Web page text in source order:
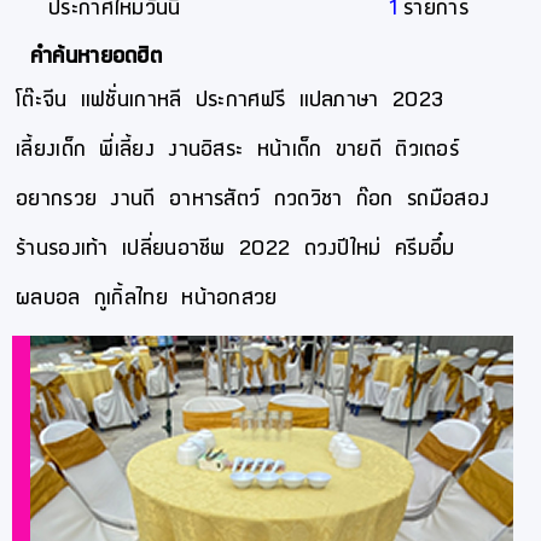
ประกาศใหม่วันนี้ 1 รายการ
คำค้นหายอดฮิต
โต๊ะจีน
แฟชั่นเกาหลี ประกาศฟรี แปลภาษา 2023
เลี้ยงเด็ก พี่เลี้ยง งานอิสระ หน้าเด็ก ขายดี ติวเตอร์
อยากรวย งานดี อาหารสัตว์ กวดวิชา ก๊อก รถมือสอง
ร้านรองเท้า เปลี่ยนอาชีพ 2022 ดวงปีใหม่ ครีมอึ๋ม
ผลบอล กูเกิ้ลไทย หน้าอกสวย